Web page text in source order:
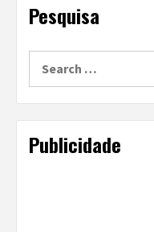
Pesquisa
Publicidade